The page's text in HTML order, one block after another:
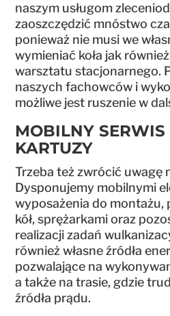
naszym usługom
zaoszczędzić mnóstwo
ponieważ nie musi we
wymieniać koła jak
warsztatu stacjonarnego.
naszych fachowców i
możliwe jest ruszenie w
MOBILNY SERWIS
KARTUZY
Trzeba też zwrócić uwagę
Dysponujemy mobilnymi
wyposażenia do montażu,
kół, sprężarkami oraz
realizacji zadań
również własne źródła
pozwalające na
a także na trasie, gdzie
źródła prądu.